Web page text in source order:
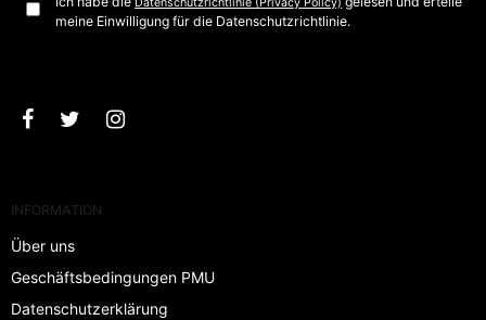
meine Einwilligung für die Datenschutzrichtlinie.
INFORMATION
Über uns
Geschäftsbedingungen PMU
Datenschutzerklärung